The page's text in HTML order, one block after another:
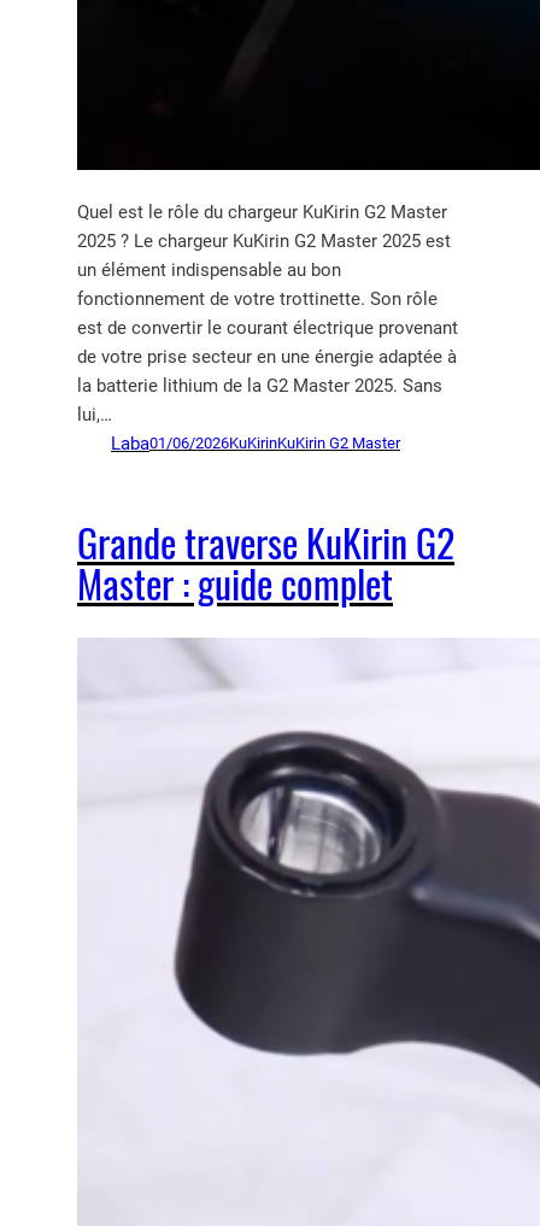
Quel est le rôle du chargeur KuKirin G2 Master
2025 ? Le chargeur KuKirin G2 Master 2025 est
un élément indispensable au bon
fonctionnement de votre trottinette. Son rôle
est de convertir le courant électrique provenant
de votre prise secteur en une énergie adaptée à
la batterie lithium de la G2 Master 2025. Sans
lui,…
Laba01/06/2026KuKirinKuKirin G2 Master
Grande traverse KuKirin G2
Master : guide complet